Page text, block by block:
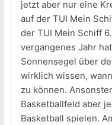
jetzt aber nur eine
auf der TUI Mein
der TUI Mein Schiff
vergangenes Jahr
Sonnensegel über
wirklich wissen,
zu können.
Basketballfeld aber
Basketball spielen.